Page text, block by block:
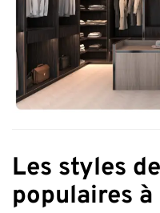
Les styles
populaires à